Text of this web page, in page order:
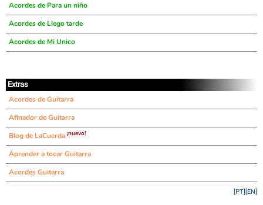
Acordes de Para un niño
Acordes de Llego tarde
Acordes de Mi Unico
Extras
Acordes de Guitarra
Afinador de Guitarra
Blog de LaCuerda ¡nuevo!
Aprender a tocar Guitarra
Acordes Guitarra
[EN]
[PT]